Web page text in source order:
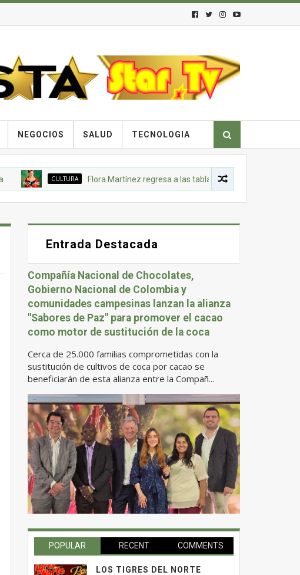
NEGOCIOS SALUD TECNOLOGIA
CULTURA Flora Martínez regresa a las tablas con una versión renovada
Entrada Destacada
Compañía Nacional de Chocolates,
Gobierno Nacional de Colombia y
comunidades campesinas lanzan la alianza
"Sabores de Paz" para promover el cacao
como motor de sustitución de la coca
Cerca de 25.000 familias comprometidas con la
sustitución de cultivos de coca por cacao se
beneficiarán de esta alianza entre la Compañ...
POPULAR RECENT COMMENTS
LOS TIGRES DEL NORTE